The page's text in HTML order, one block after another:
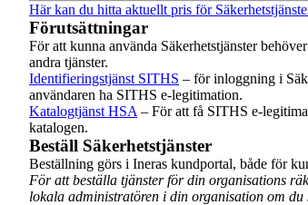
Här kan du hitta aktuellt pris för
Förutsättningar
För att kunna använda Säkerhetstjänster
andra tjänster.
Identifieringstjänst SITHS – för inloggning i
användaren ha SITHS e-legitimation.
Katalogtjänst HSA – För att få SITHS e-
katalogen.
Beställ Säkerhetstjänster
Beställning görs i Ineras kundportal, både för
För att beställa tjänster för din organisations
lokala administratören i din organisation om du